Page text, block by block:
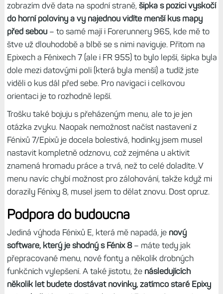
zobrazím dvě data na spodní straně, šipka s pozici vyskočí
do horní poloviny a vy najednou vidíte menší kus mapy
před sebou– to samé mají i Forerunnery 965, kde mě to
štve už dlouhodobě a blbě se s nimi naviguje. Přitom na
Epixech a Fénixech 7 (ale i FR 955) to bylo lepší, šipka byla
dole mezi datovými poli (která byla menší) a tudíž jste
viděli o kus dál před sebe. Pro navigaci i celkovou
orientaci je to rozhodně lepší.
Trošku také bojuju s přeházeným menu, ale to je jen
otázka zvyku. Naopak nemožnost načíst nastavení z
Fénixů 7/Epixů je docela bolestivá, hodinky jsem musel
nastavit kompletně odznovu, což zejména u aktivit
znamená hromadu práce a trvá, než to celé doladíte. V
menu navíc chybí možnost pro zálohování, takže když mi
dorazily Fénixy 8, musel jsem to dělat znovu. Dost opruz.
Podpora do budoucna
Jediná výhoda Fénixů E, která mě napadá, je nový
software, který je shodný s Fénix 8– máte tedy jak
přepracované menu, nové fonty a několik drobných
funkčních vylepšení. A také jistotu, že následujících
několik let budete dostávat novinky, zatímco staré Epixy